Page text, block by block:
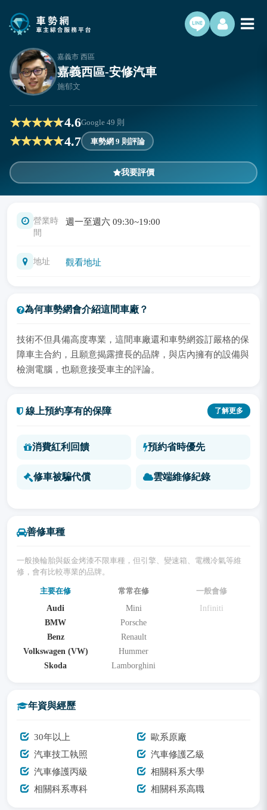
嘉義市 西區
嘉義西區-安修汽車
施郁文
4.6Google 49 則
4.7 車勢網 9 則評論
我要評價
營業時
間
週一至週六 09:30~19:00
地址 觀看地址
為何車勢網會介紹這間車廠？
技術不但具備高度專業，這間車廠還和車勢網簽訂嚴格的保
障車主合約，且願意揭露擅長的品牌，與店內擁有的設備與
檢測電腦，也願意接受車主的評論。
線上預約享有的保障 了解更多
消費紅利回饋 預約省時優先
修車被騙代償 雲端維修紀錄
善修車種
一般換輪胎與鈑金烤漆不限車種，但引擎、變速箱、電機冷氣等維
修，會有比較專業的品牌。
主要在修
Audi
BMW
Benz
Volkswagen (VW)
Skoda
常常在修
Mini
Porsche
Renault
Hummer
Lamborghini
一般會修
Infiniti
年資與經歷
30年以上
歐系原廠
汽車技工執照
汽車修護乙級
汽車修護丙級
相關科系大學
相關科系專科
相關科系高職